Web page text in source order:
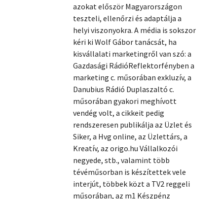
Tankönyv, segédkönyv
Társadalomtudomány
azokat először Magyarországon
teszteli, ellenőrzi és adaptálja a
helyi viszonyokra. A média is sokszor
kéri ki Wolf Gábor tanácsát, ha
kisvállalati marketingről van szó: a
Gazdasági RádióReflektorfényben a
marketing c. műsorában exkluzív, a
Danubius Rádió Duplaszaltó c.
műsorában gyakori meghívott
vendég volt, a cikkeit pedig
rendszeresen publikálja az Üzlet és
Siker, a Hvg online, az Üzlettárs, a
Kreatív, az origo.hu Vállalkozói
negyede, stb., valamint több
tévéműsorban is készítettek vele
interjút, többek közt a TV2 reggeli
műsorában, az m1 Készpénz